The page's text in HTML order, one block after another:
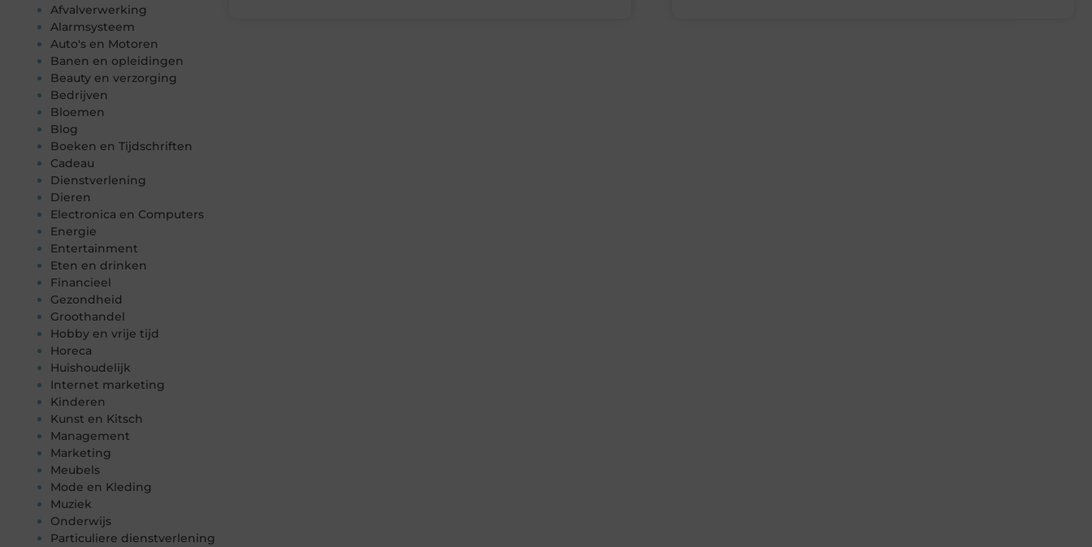
Afvalverwerking
Alarmsysteem
Auto's en Motoren
Banen en opleidingen
Beauty en verzorging
Bedrijven
Bloemen
Blog
Boeken en Tijdschriften
Cadeau
Dienstverlening
Dieren
Electronica en Computers
Energie
Entertainment
Eten en drinken
Financieel
Gezondheid
Groothandel
Hobby en vrije tijd
Horeca
Huishoudelijk
Internet marketing
Kinderen
Kunst en Kitsch
Management
Marketing
Meubels
Mode en Kleding
Muziek
Onderwijs
Particuliere dienstverlening